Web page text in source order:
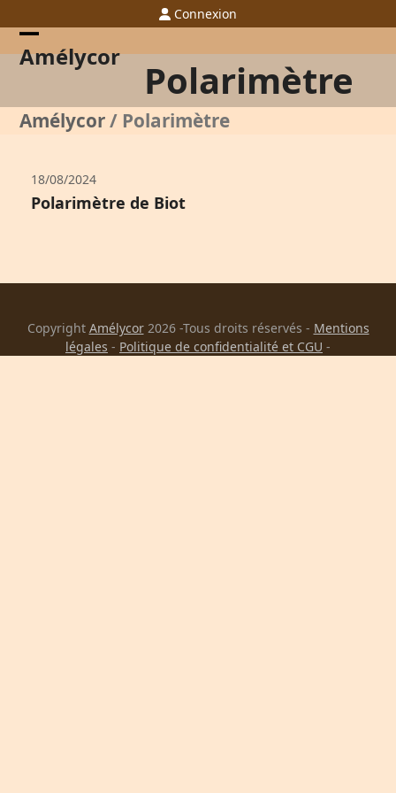
to
content
Connexion
Amélycor
Open
menu
Close
menu
Polarimètre
Amélycor/ Polarimètre
18/08/2024
Polarimètre de Biot
Copyright Amélycor2026 -Tous droits réservés - Mentions
légales - Politique de confidentialité et CGU -